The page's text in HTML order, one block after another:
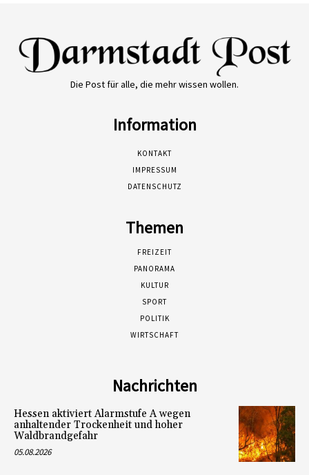
Die Post für alle, die mehr wissen wollen.
Information
KONTAKT
IMPRESSUM
DATENSCHUTZ
Themen
FREIZEIT
PANORAMA
KULTUR
SPORT
POLITIK
WIRTSCHAFT
Nachrichten
Hessen aktiviert Alarmstufe A wegen
anhaltender Trockenheit und hoher
Waldbrandgefahr
05.08.2026